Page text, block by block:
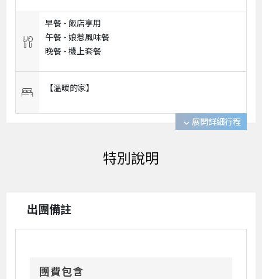
早餐 -飯店享用
午餐 -娘惹風味餐
晚餐 -機上套餐
【溫暖的家】
expand_more 展開詳細行程
出團備註
團費包含